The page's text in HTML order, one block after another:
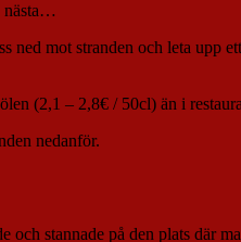
nästa…
mot stranden och leta upp
(2,1 – 2,8€ / 50cl) än i
nedanför.
stannade på den plats där